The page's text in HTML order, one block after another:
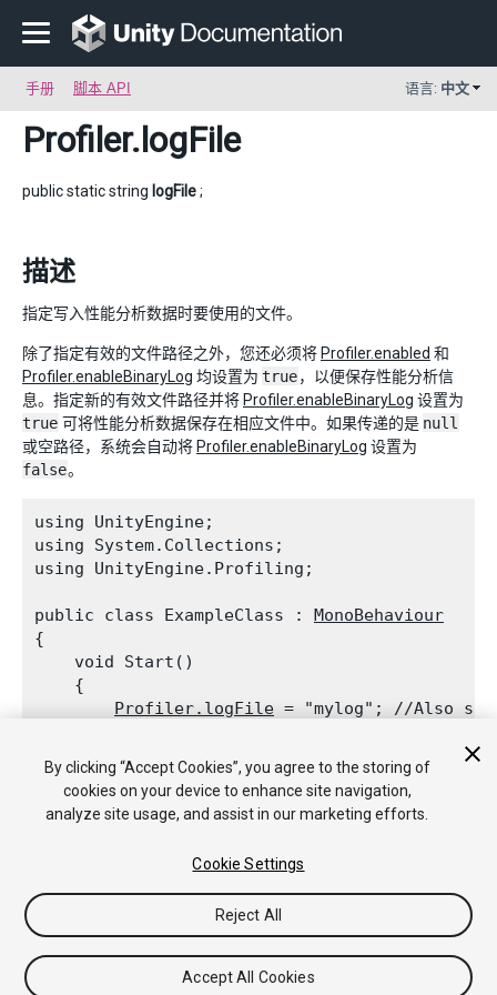
手册 脚本 API 语言: 中文
Profiler.logFile
public static string logFile;
描述
指定写入性能分析数据时要使用的文件。
除了指定有效的文件路径之外，您还必须将 Profiler.enabled 和
Profiler.enableBinaryLog 均设置为 true，以便保存性能分析信
息。指定新的有效文件路径并将 Profiler.enableBinaryLog 设置为
true 可将性能分析数据保存在相应文件中。如果传递的是 null
或空路径，系统会自动将 Profiler.enableBinaryLog 设置为
false。
using UnityEngine;
using System.Collections;
using UnityEngine.Profiling;
public class ExampleClass : MonoBehaviour
{
    void Start()
    {
Profiler.logFile = "mylog"; //Also
Profiler.enabled
    }
Copyright © 2018 Unity Technologies. Publication 2018.1
教程
Cookie
不要出售或分享我的个人信息
Your Privacy Choices (Cookie Settings)
By clicking “Accept Cookies”, you agree to the storing of
cookies on your device to enhance site navigation,
analyze site usage, and assist in our marketing efforts.
Cookie Settings
Reject All
Accept All Cookies